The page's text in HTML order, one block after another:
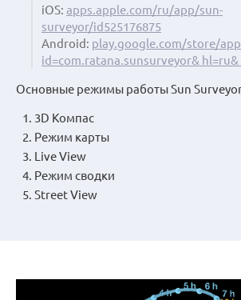
iOS: apps.apple.com/ru/app/sun-
surveyor/id525176875
Android: play.google.com/store/
id=com.ratana.sunsurveyor& hl=ru&
Основные режимы работы Sun
3D Компас
Режим карты
Live View
Режим сводки
Street View